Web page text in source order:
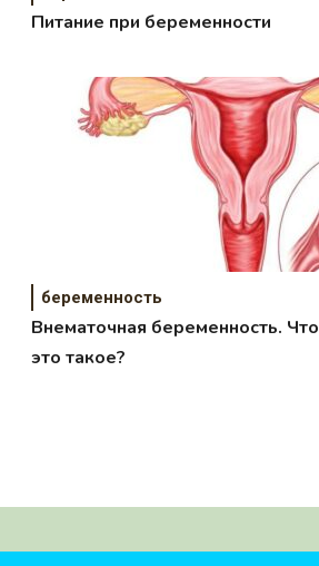
Питание при беременности
беременность
Внематочная беременность. Что
это такое?